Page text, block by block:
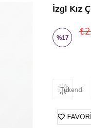
İzgi Kız
%17
Tükendi